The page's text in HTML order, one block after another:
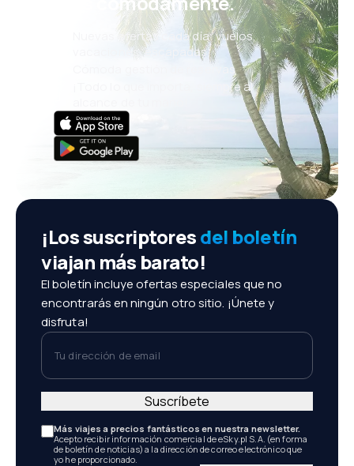
Nuevas ofertas cada día: vuelos,
vacaciones, escapadas
Cómoda gestión de reservas
¡Todo lo que importa, siempre al
¡Los suscriptoresdel boletín
viajan más barato!
El boletín incluye ofertas especiales que no
encontrarás en ningún otro sitio. ¡Únete y
disfruta!
Tu dirección de email
Más viajes a precios fantásticos en nuestra newsletter.
Acepto recibir información comercial de eSky.pl S.A. (en forma
de boletín de noticias) a la dirección de correo electrónico que
yo he proporcionado.
Suscríbete